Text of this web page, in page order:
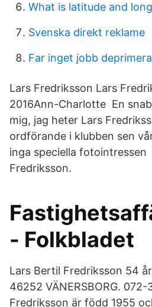
What is latitude and
Svenska direkt reklame
Far inget jobb
Lars Fredriksson Lars
2016Ann-Charlotte En
mig, jag heter Lars
ordförande i klubben sen
inga speciella
Fredriksson.
- Folkbladet
Lars Bertil Fredriksson 54
46252 VÄNERSBORG.
Fredriksson är född 1955